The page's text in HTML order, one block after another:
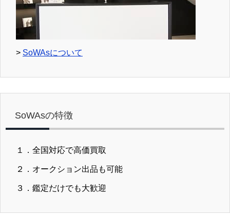
> SoWAsについて
SoWAsの特徴
１．全国対応で高価買取
２．オークション出品も可能
３．鑑定だけでも大歓迎